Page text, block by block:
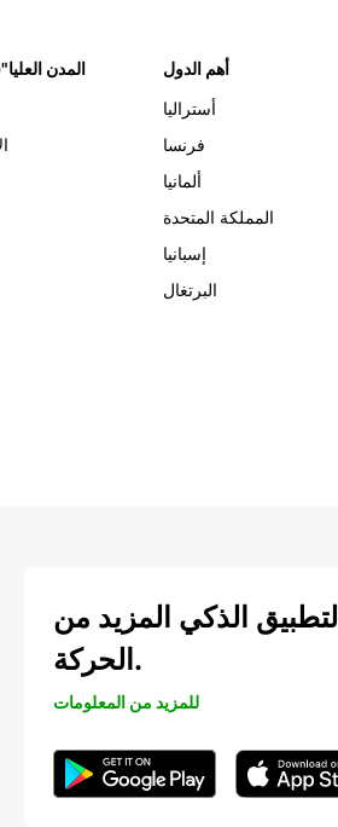
"المدن
أهم الدول
أستراليا
فرنسا
ألمانيا
المملكة المتحدة
إسبانيا
البرتغال
الذكي المزيد من
الحركة.
للمزيد من المعلومات